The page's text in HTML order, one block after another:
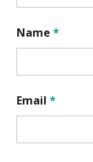
Name *
Email *